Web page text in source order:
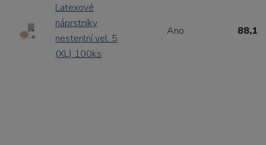
Latexové
náprstníky
nesterilní vel. 5
(XL) 100ks
Ano 88,11